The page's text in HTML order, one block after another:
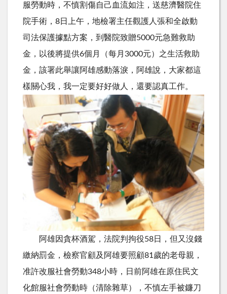
服勞動時，不慎割傷自己血流如注，送慈濟醫院住
院手術，8日上午，地檢署主任觀護人張和全啟動
司法保護據點方案，到醫院致贈5000元急難救助
金，以後將提供6個月（每月3000元）之生活救助
金，該署此舉讓阿雄感動落淚，阿雄說，大家都這
樣關心我，我一定要好好做人，還要認真工作。
阿雄因貪杯酒駕，法院判拘役58日，但又沒錢
繳納罰金，檢察官顧及阿雄要照顧81歲的老母親，
准許改服社會勞動348小時，日前阿雄在原住民文
化館服社會勞動時（清除雜草），不慎左手被鐮刀